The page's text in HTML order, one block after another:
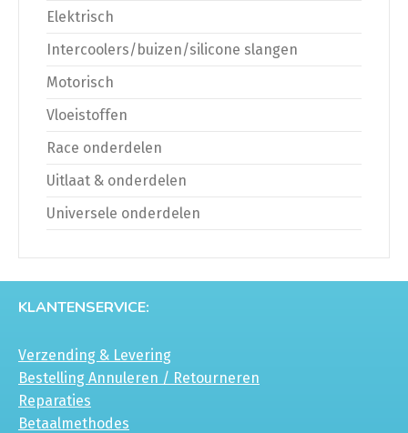
Elektrisch
Intercoolers/buizen/silicone slangen
Motorisch
Vloeistoffen
Race onderdelen
Uitlaat & onderdelen
Universele onderdelen
KLANTENSERVICE:
Verzending & Levering
Bestelling Annuleren / Retourneren
Reparaties
Betaalmethodes